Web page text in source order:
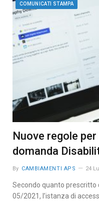
COMUNICATI STAMPA
Nuove regole
domanda
By CAMBIAMENTI APS 24
Secondo quanto prescritto
05/2021, l’istanza di